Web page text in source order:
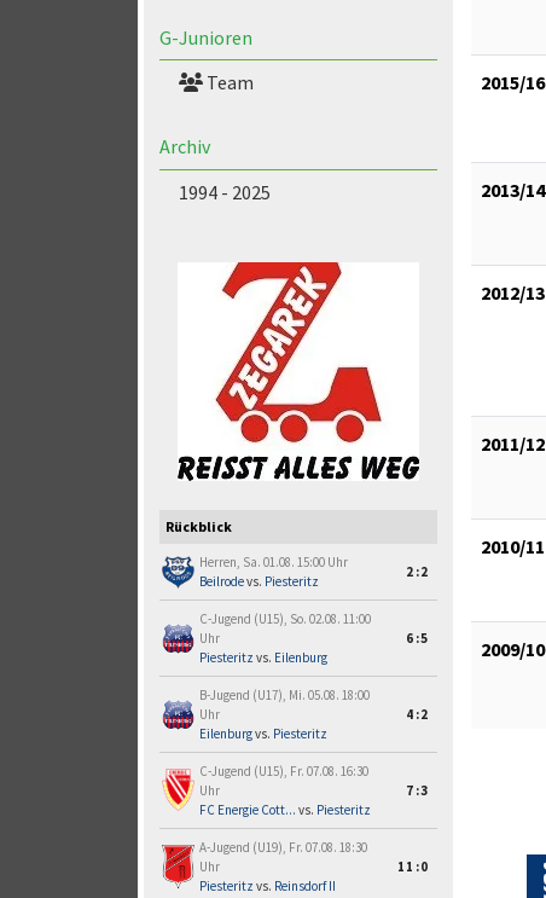
G-Junioren
Team
Archiv
1994 - 2025
Rückblick
Herren, Sa. 01.08. 15:00 Uhr
Beilrodevs. Piesteritz
2:2
C-Jugend (U15), So. 02.08. 11:00
Uhr
Piesteritz vs. Eilenburg
6:5
B-Jugend (U17), Mi. 05.08. 18:00
Uhr
Eilenburgvs. Piesteritz
4:2
C-Jugend (U15), Fr. 07.08. 16:30
Uhr
FC Energie Cott... vs. Piesteritz
7:3
A-Jugend (U19), Fr. 07.08. 18:30
Uhr
Piesteritz vs. Reinsdorf II
11:0
2015/16
2013/14
2012/13
2011/12
2010/11
2009/10